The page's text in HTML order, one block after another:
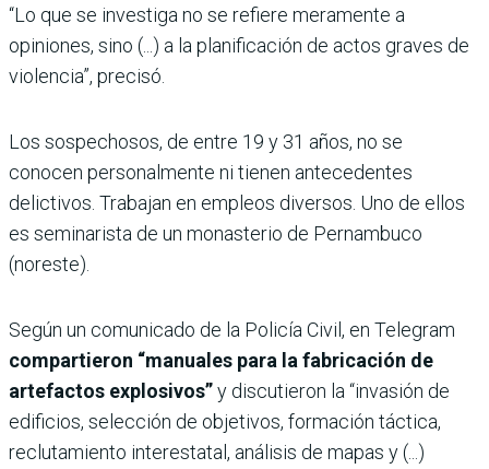
“Lo que se investiga no se refiere meramente a
opiniones, sino (...) a la planificación de actos graves de
violencia”, precisó.
Los sospechosos, de entre 19 y 31 años, no se
conocen personalmente ni tienen antecedentes
delictivos. Trabajan en empleos diversos. Uno de ellos
es seminarista de un monasterio de Pernambuco
(noreste).
Según un comunicado de la Policía Civil, en Telegram
compartieron “manuales para la fabricación de
artefactos explosivos”y discutieron la “invasión de
edificios, selección de objetivos, formación táctica,
reclutamiento interestatal, análisis de mapas y (...)